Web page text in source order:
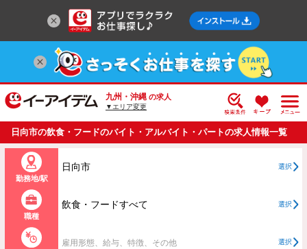
九州・沖縄 の求人
▼エリア変更
日向市の飲食・フードのバイト・アルバイト・パートの求人情報一覧
勤務地/駅
日向市 選択
職種
飲食・フードすべて 選択
雇用形態、給与、特徴、その他 選択